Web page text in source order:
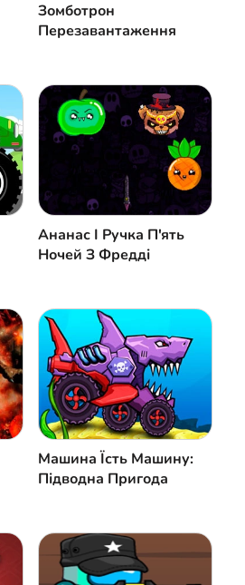
Зомботрон
Перезавантаження
Ананас І Ручка П'ять
Ночей З Фредді
Машина Їсть Машину:
Підводна Пригода